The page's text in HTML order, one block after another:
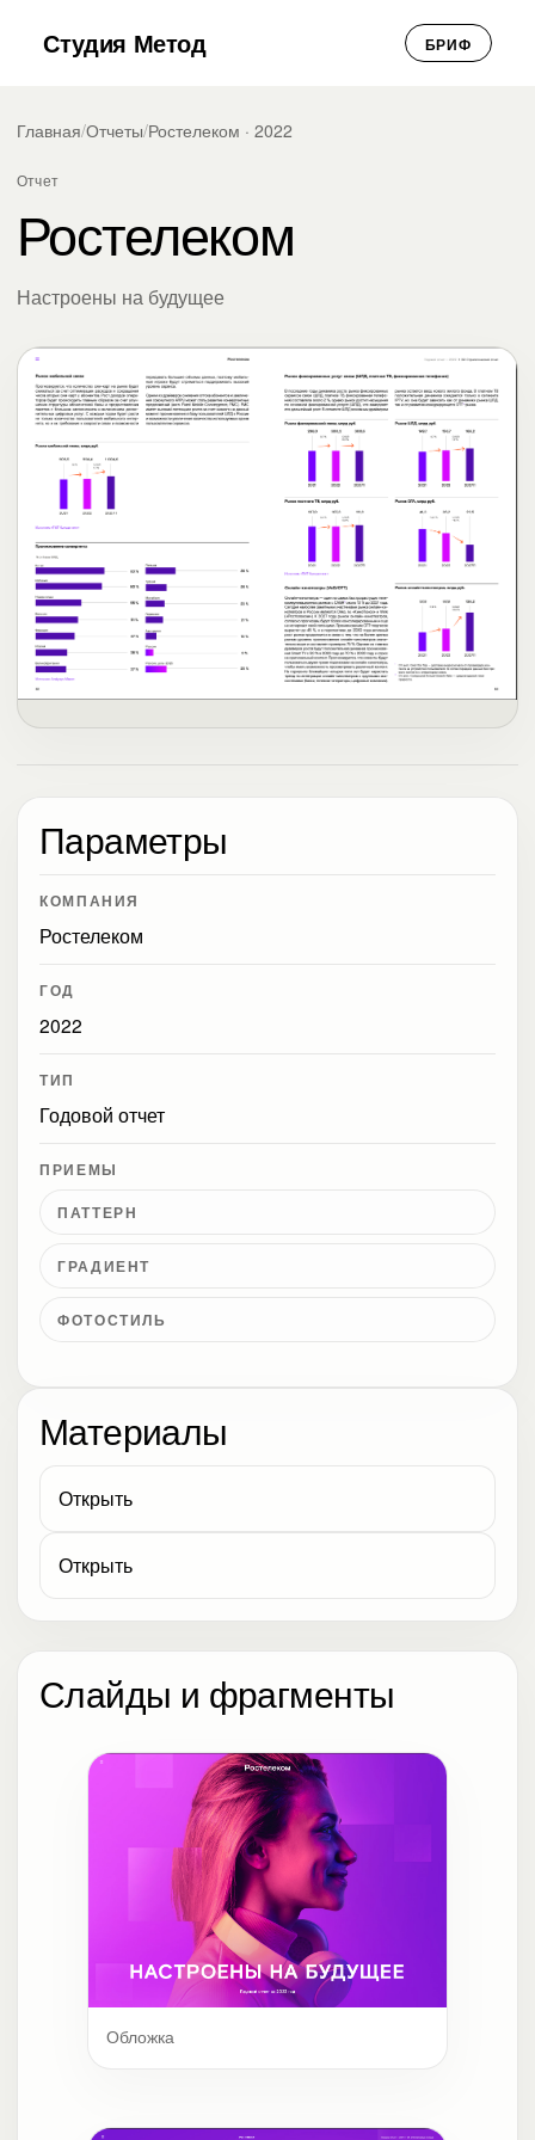
Студия Метод БРИФ
Главная/Отчеты/Ростелеком · 2022
Отчет
Ростелеком
Настроены на будущее
Параметры
КОМПАНИЯ
Ростелеком
ГОД
2022
ТИП
Годовой отчет
ПРИЕМЫ
ПАТТЕРН
ГРАДИЕНТ
ФОТОСТИЛЬ
Материалы
Открыть
Открыть
Слайды и фрагменты
Обложка